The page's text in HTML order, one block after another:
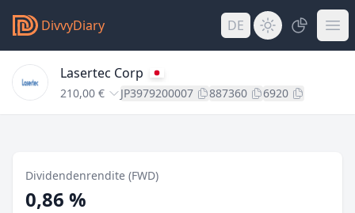
DivvyDiary DE
Lasertec Corp
210,00 € JP3979200007 887360 6920
Dividendenrendite (FWD)
0,86 %